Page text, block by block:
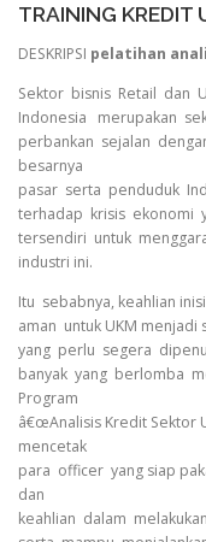
TRAINING KREDIT
DESKRIPSI pelatihan
Sektor bisnis Retail dan
Indonesia merupakan
perbankan sejalan
besarnya
pasar serta penduduk
terhadap krisis ekonomi
tersendiri untuk
industri ini.
Itu sebabnya, keahlian
aman untuk UKM menjadi
yang perlu segera
banyak yang berlomba
Program
â€œAnalisis Kredit Sektor
mencetak
para officer yang siap
dan
keahlian dalam